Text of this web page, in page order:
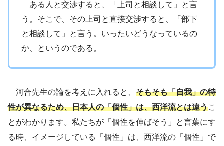
ある人と交渉すると、「上司と相談して」と言
う。そこで、その上司と直接交渉すると、「部下
と相談して」と言う。いったいどうなっているの
か、というのである。
河合先生の論を考えに入れると、 そもそも「自我」の特
性が異なるため、日本人の「個性」は、西洋流とは違うこ
とがわかります。私たちが「個性を伸ばそう」と言葉にす
る時、イメージしている「個性」は、西洋流の「個性」で